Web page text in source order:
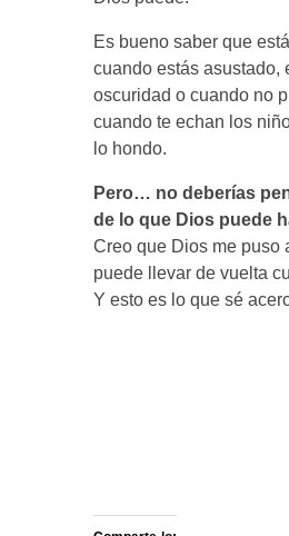
Es bueno saber que
cuando estás asustado,
oscuridad o cuando no
cuando te echan los
lo hondo.
Pero… no deberías
de lo que Dios puede
Creo que Dios me puso
puede llevar de vuelta
Y esto es lo que sé